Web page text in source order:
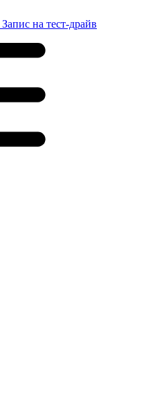
Запис на тест-драйв